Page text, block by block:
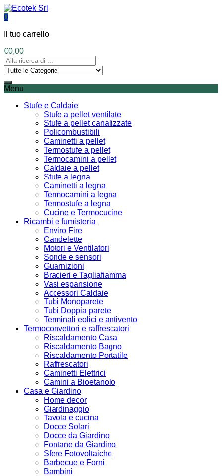
0
Il tuo carrello
€0,00
Menu
Stufe e Caldaie
Stufe a pellet ventilate
Stufe a pellet canalizzate
Policombustibili
Caminetti a pellet
Termostufe a pellet
Termocamini a pellet
Caldaie a pellet
Stufe a legna
Caminetti a legna
Termocamini a legna
Termostufe a legna
Cucine e Termocucine
Ricambi e fumisteria
Enviro Fire
Candelette
Motori e Ventilatori
Sonde e sensori
Guarnizioni
Bracieri e Tagliafiamma
Vasi espansione
Accessori Caldaie
Tubi Monoparete
Tubi Doppia parete
Terminali eolici e antivento
Termoconvettori e raffrescatori
Riscaldamento Casa
Riscaldamento Bagno
Riscaldamento Portatile
Raffrescatori
Caminetti Elettrici
Camini a Bioetanolo
Casa e Giardino
Home decor
Giardinaggio
Tavola e cucina
Docce Solari
Docce da Giardino
Fontane da Giardino
Sfere Fotovoltaiche
Barbecue e Forni
Bambini